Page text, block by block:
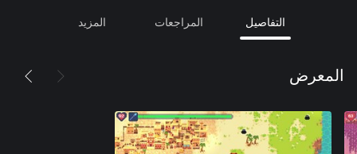
التفاصيل المراجعات المزيد
المعرض